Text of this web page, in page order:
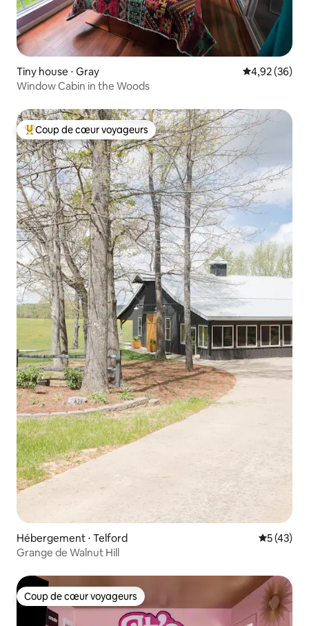
Tiny house ⋅ Gray Évaluation
4,92 (36)
Window Cabin in the Woods
Coups de cœur voyageurs les plus appréciés
Coup de cœur voyageurs
Hébergement ⋅ Telford
5 (43)
Grange de Walnut Hill
Coup de cœur voyageurs
Coup de cœur voyageurs